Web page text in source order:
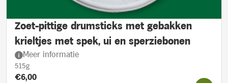
Zoet-pittige drumsticks met gebakken
krieltjes met spek, ui en sperziebonen
Meer informatie
515g
Product prijs::
Actieprijs:
€6,00